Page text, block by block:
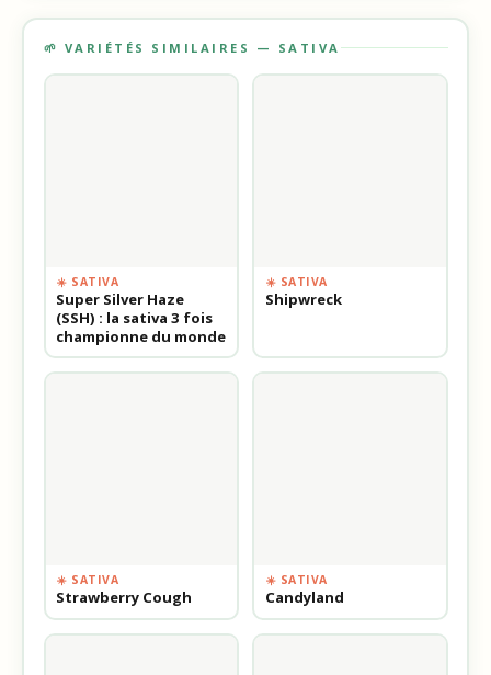
🌱 VARIÉTÉS SIMILAIRES — SATIVA
☀️ SATIVA
Super Silver Haze
(SSH) : la sativa 3 fois
championne du monde
☀️ SATIVA
Shipwreck
☀️ SATIVA
Strawberry Cough
☀️ SATIVA
Candyland